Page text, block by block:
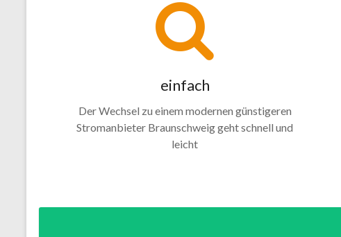
einfach
Der Wechsel zu einem modernen günstigeren
Stromanbieter Braunschweig geht schnell und
leicht